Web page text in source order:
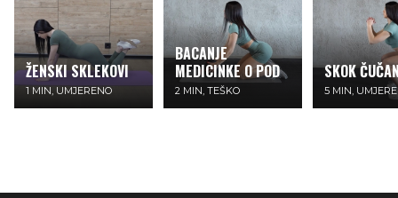
ŽENSKI SKLEKOVI
1 MIN, UMJERENO
BACANJE
MEDICINKE O POD
2 MIN, TEŠKO
SKOK
5 MIN,